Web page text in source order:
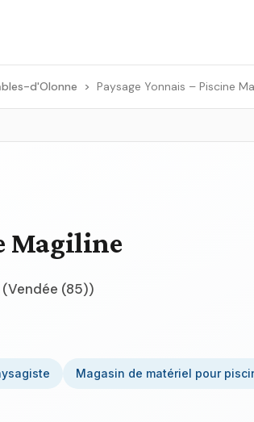
d'Olonne > Paysage Yonnais – Piscine
Magiline
(85))
Magasin de matériel pour